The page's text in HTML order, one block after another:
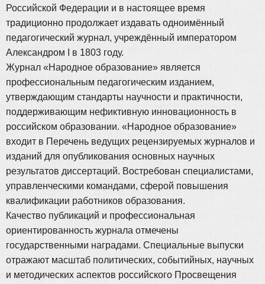
Российской Федерации и в настоящее время
традиционно продолжает издавать одноимённый
педагогический журнал, учреждённый императором
Александром I в 1803 году.
Журнал «Народное образование» является
профессиональным педагогическим изданием,
утверждающим стандарты научности и практичности,
поддерживающим нефиктивную инновационность в
российском образовании. «Народное образование»
входит в Перечень ведущих рецензируемых журналов и
изданий для опубликования основных научных
результатов диссертаций. Востребован специалистами,
управленческими командами, сферой повышения
квалификации работников образования.
Качество публикаций и профессиональная
ориентированность журнала отмечены
государственными наградами. Специальные выпуски
отражают масштаб политических, событийных, научных
и методических аспектов российского Просвещения